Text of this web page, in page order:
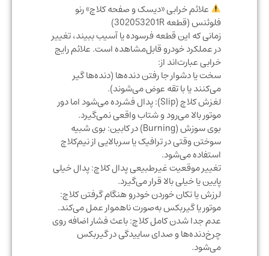
علائم خرابی «دیسک و صفحه کلاچ» رنو
فلوئنس (قطعه 302053201R)
زمانی که این قطعه فرسوده یا آسیب ببیند، تغییر
در عملکرد خودرو قابل‌مشاهده است. علائم رایج
خرابی عبارت‌اند از:
سخت یا دشوار جا رفتن دنده‌ها (دنده‌ها گیر
می‌کنند یا با تقه عوض می‌شوند).
لغزش کلاچ (Slip): پدال فشرده می‌شود اما دور
موتور بالا می‌رود و شتاب واقعی نمی‌گیرد.
بوی سوزش (Burning) در کابین: بوی شبیه
سوختن وقتی در ترافیک یا سربالایی از نیم‌کلاچ
استفاده می‌شود.
تغییر موقعیت غیرطبیعی پدال کلاچ: پدال خیلی
پایین یا خیلی بالا قرار می‌گیرد.
لرزش یا تکان خوردن خودرو هنگام گرفتن کلاچ:
موتور یا گیربکس به‌صورت ناهموار عمل می‌کند.
عدم جدا شدن کامل کلاچ: باعث فشار اضافه روی
چرخ‌دنده‌ها و صدای ساییدگی در گیربکس
می‌شود.